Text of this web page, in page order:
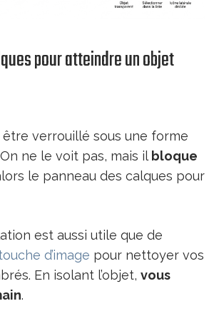
pour atteindre un objet
verrouillé sous une forme
ne le voit pas, mais il bloque
le panneau des calques pour
est aussi utile que de
d’image pour nettoyer vos
En isolant l’objet, vous
.